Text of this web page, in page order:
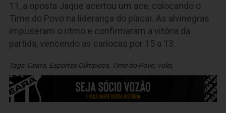
11, a oposta Jaque acertou um ace, colocando o
Time do Povo na liderança do placar. As alvinegras
impuseram o ritmo e confirmaram a vitória da
partida, vencendo as cariocas por 15 a 13.
Tags: Ceara Esportes Olímpicos, Time do Povo volei,